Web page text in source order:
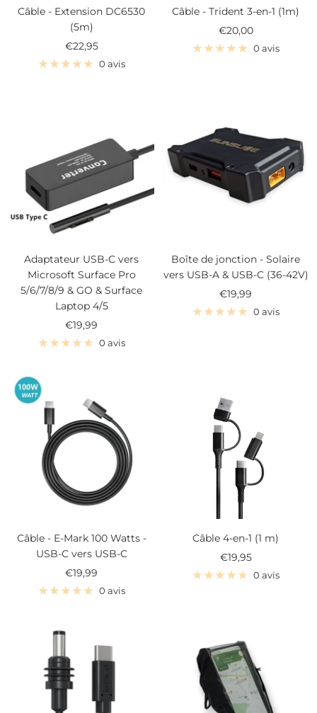
Câble - Extension DC6530
(5m)
Prix
de
€22,95
0 avis
Câble - Trident 3-en-1 (1m)
Prix
de
€20,00
0 avis
Adaptateur USB-C vers
Microsoft Surface Pro
5/6/7/8/9 & GO & Surface
Laptop 4/5
Prix
de
€19,99
0 avis
Boîte de jonction - Solaire
vers USB-A & USB-C (36-42V)
Prix
de
€19,99
0 avis
Câble - E-Mark 100 Watts -
USB-C vers USB-C
Prix
de
€19,99
0 avis
Câble 4-en-1 (1 m)
Prix
de
€19,95
0 avis